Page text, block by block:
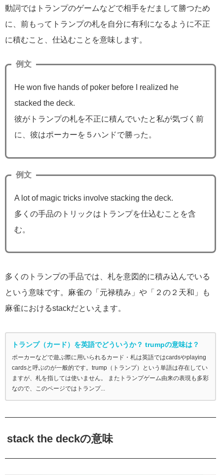
動詞ではトランプのゲームなどで相手をだまして勝つため
に、前もってトランプの札を自分に有利になるように不正
に積むこと、仕込むことを意味します。
例文
He won five hands of poker before I realized he
stacked the deck.
彼がトランプの札を不正に積んでいたと私が気づく前
に、彼はポーカーを５ハンドで勝った。
例文
A lot of magic tricks involve stacking the deck.
多くの手品のトリックはトランプを仕込むことを含
む。
多くのトランプの手品では、札を意図的に積み込んでいる
という意味です。麻雀の「元禄積み」や「２の２天和」も
麻雀におけるstackだといえます。
トランプ（カード）を英語でどういうか？ trumpの意味は？
ポーカーなどで遊ぶ際に用いられるカード・札は英語ではcardsやplaying
cardsと呼ぶのが一般的です。trump（トランプ）という単語は存在してい
ますが、札を指しては使いません。 またトランプゲーム由来の表現も多彩
なので、このページではトランプ...
stack the deckの意味